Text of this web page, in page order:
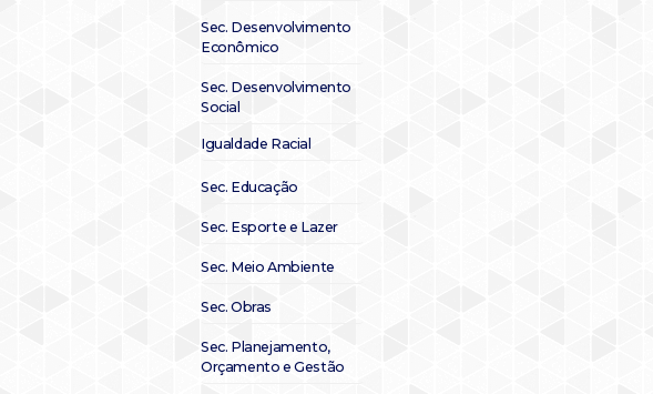
Sec. Desenvolvimento
Econômico
Sec. Desenvolvimento
Social
Igualdade Racial
Sec. Educação
Sec. Esporte e Lazer
Sec. Meio Ambiente
Sec. Obras
Sec. Planejamento,
Orçamento e Gestão